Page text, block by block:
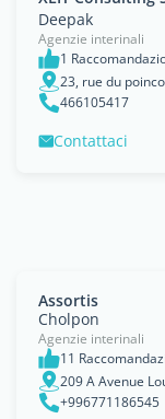
Deepak
Agenzie interinali
1
23, rue du
466105417
Contattaci
Assortis
Cholpon
Agenzie interinali
11
209 A Avenue
+996771186545